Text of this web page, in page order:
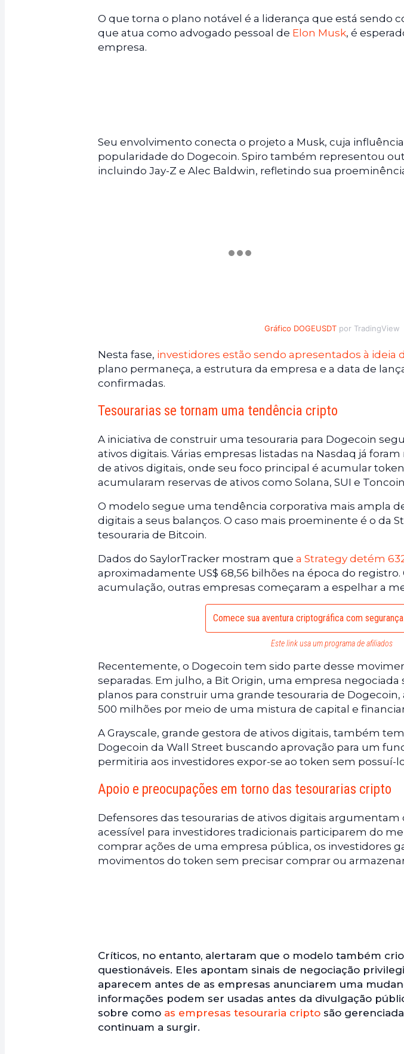
O que torna o plano notável é a liderança que está sendo
que atua como advogado pessoal de Elon Musk, é
empresa.
Seu envolvimento conecta o projeto a Musk, cuja
popularidade do Dogecoin. Spiro também representou
incluindo Jay-Z e Alec Baldwin, refletindo sua
Gráfico DOGEUSDTpor TradingView
Nesta fase, investidores estão sendo apresentados à ideia
plano permaneça, a estrutura da empresa e a data de
confirmadas.
Tesourarias se tornam uma tendência cripto
A iniciativa de construir uma tesouraria para Dogecoin
ativos digitais. Várias empresas listadas na Nasdaq já
de ativos digitais, onde seu foco principal é acumular
acumularam reservas de ativos como Solana, SUI e
O modelo segue uma tendência corporativa mais ampla
digitais a seus balanços. O caso mais proeminente é o da
tesouraria de Bitcoin.
Dados do SaylorTracker mostram que a Strategy detém
aproximadamente US$ 68,56 bilhões na época do
acumulação, outras empresas começaram a espelhar a
Comece sua aventura criptográfica com
Este link usa um programa de afiliados
Recentemente, o Dogecoin tem sido parte desse
separadas. Em julho, a Bit Origin, uma empresa negociada
planos para construir uma grande tesouraria de
500 milhões por meio de uma mistura de capital e
A Grayscale, grande gestora de ativos digitais, também
Dogecoin da Wall Street buscando aprovação para um
permitiria aos investidores expor-se ao token sem possuí-
Apoio e preocupações em torno das tesourarias cripto
Defensores das tesourarias de ativos digitais
acessível para investidores tradicionais participarem do
comprar ações de uma empresa pública, os investidores
movimentos do token sem precisar comprar ou
Críticos, no entanto, alertaram que o modelo também
questionáveis. Eles apontam sinais de negociação
aparecem antes de as empresas anunciarem uma
informações podem ser usadas antes da divulgação
sobre como as empresas tesouraria cripto são
continuam a surgir.